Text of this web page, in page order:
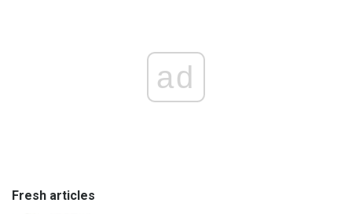
ad
Fresh articles